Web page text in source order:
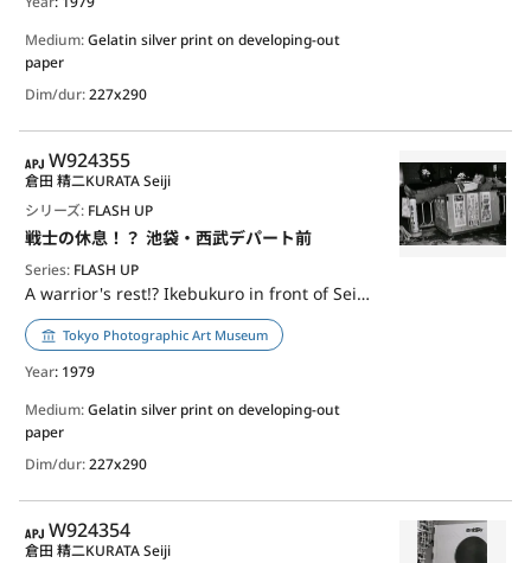
Medium:Gelatin silver print on developing-out
paper
Dim/dur:227x290
APJ
W924355
戦士の休息！？ 池袋・西武デパート前
シリーズ: FLASH UP
A warrior's rest!? Ikebukuro in front of Seibu deparnment store
Series: FLASH UP
倉田 精二KURATA Seiji
Tokyo Photographic Art Museum
Year: 1979
Medium:Gelatin silver print on developing-out
paper
Dim/dur:227x290
APJ
W924354
倉田 精二KURATA Seiji